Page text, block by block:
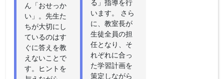
ん「おせっか
い」。先生た
ちが大切にし
ているのはす
ぐに答えを教
えないことで
す。ヒントを
る」指導を行
います。 さら
に、教室長が
生徒全員の担
任となり、そ
れぞれに合っ
た学習計画を
策定しながら